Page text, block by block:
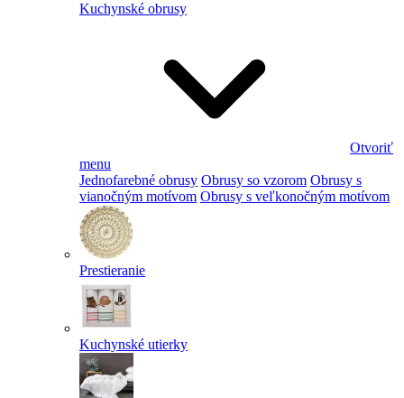
Kuchynské obrusy
Otvoriť
menu
Jednofarebné obrusy Obrusy so vzorom Obrusy s
vianočným motívom Obrusy s veľkonočným motívom
Prestieranie
Kuchynské utierky